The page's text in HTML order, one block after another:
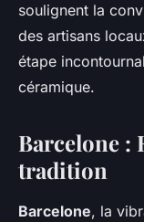
soulignent la
des artisans
étape
céramique.
Barcelone :
tradition
Barcelone, la